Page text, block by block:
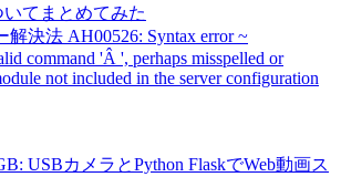
てまとめてみた
解決法 AH00526: Syntax error ~
command 'Â ', perhaps misspelled or
not included in the server configuration
USBカメラとPython FlaskでWeb動画ス